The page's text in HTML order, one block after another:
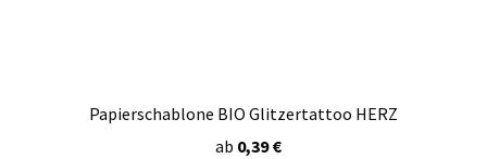
Papierschablone BIO Glitzertattoo HERZ
ab 0,39€